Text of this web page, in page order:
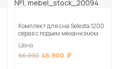
Комплект для сна Selesta 1200
серая с подъем.механизмом
Цена
66 990 46 900